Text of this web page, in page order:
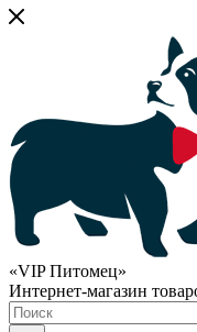
«VIP Питомец»
Интернет-магазин